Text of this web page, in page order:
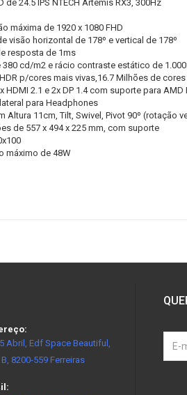
de 24.5 IPS NTECH Artemis RX3, 300Hz
máxima de 1920 x 1080 FHD
visão horizontal de 178º e vertical de 178º
resposta de 1ms
380 cd/m2 e rácio contraste estático de
p/cores mais vivas,16.7 Milhões de
HDMI 2.1 e 2x DP 1.4 com suporte para AMD
para Headphones
Altura 11cm, Tilt, Swivel, Pivot 90º (rotação
de 557 x 494 x 225 mm, com suporte
máximo de 48W
Abril, Edf Space Beautiful,
8200-559 Ferreiras